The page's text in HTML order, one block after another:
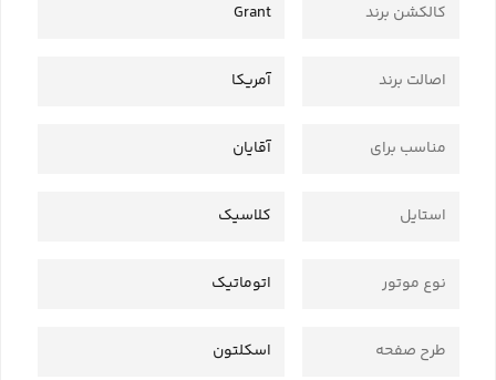
کالکشن برند Grant
اصالت برند آمریکا
مناسب برای آقایان
استایل کلاسیک
نوع موتور اتوماتیک
طرح صفحه اسکلتون